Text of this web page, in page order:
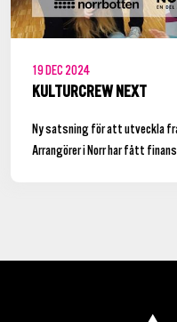
19DEC2024
KULTURCREW NEXT
Ny satsning för att utveckla
Arrangörer i Norr har fått